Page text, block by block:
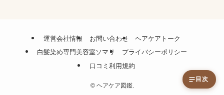
運営会社情報 お問い合わせ
ヘアケアトーク
白髪染め専門美容室ソマリ
プライバシーポリシー
口コミ利用規約
©ヘアケア図鑑.
目次